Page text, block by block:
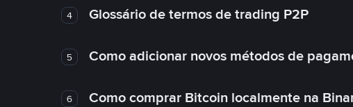
4 Glossário de termos de trading P2P
5 Como adicionar novos métodos de
6 Como comprar Bitcoin localmente na